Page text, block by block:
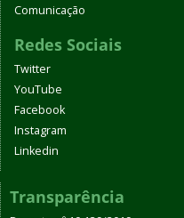
Comunicação
Redes Sociais
Twitter
YouTube
Facebook
Instagram
Linkedin
Transparência